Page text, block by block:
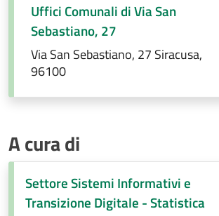
Uffici Comunali di Via San
Sebastiano, 27
Via San Sebastiano, 27 Siracusa,
96100
A cura di
Settore Sistemi Informativi e
Transizione Digitale - Statistica